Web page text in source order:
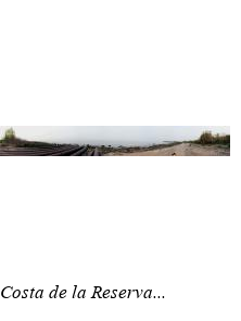
Costa de la Reserva...